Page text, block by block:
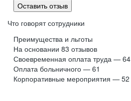
Оставить отзыв
Что говорят сотрудники
Преимущества и льготы
На основании 83 отзывов
Своевременная оплата труда — 64
Оплата больничного — 61
Корпоративные мероприятия — 52